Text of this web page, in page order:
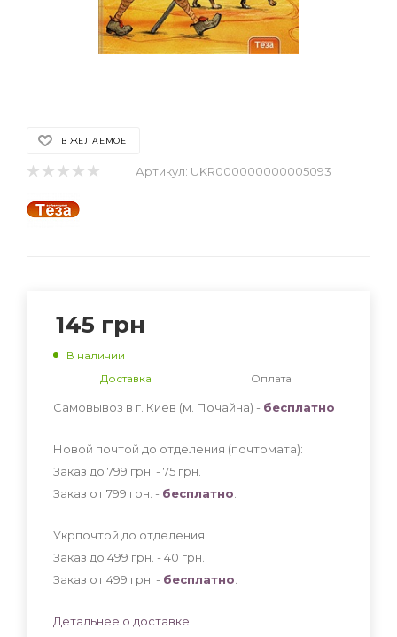
В ЖЕЛАЕМОЕ
Артикул: UKR000000000005093
145 грн
В наличии
Доставка
Оплата
Самовывоз в г. Киев (м. Почайна) - бесплатно
Новой почтой до отделения (почтомата):
Заказ до 799 грн. - 75 грн
Заказ от 799 грн. - бесплатно
Укрпочтой до отделения:
Заказ до 499 грн. - 40 грн
Заказ от 499 грн. - бесплатно
Детальнее о доставке